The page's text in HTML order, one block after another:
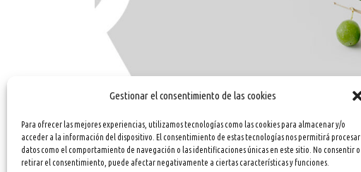
Gestionar el consentimiento de las cookies
Para ofrecer las mejores experiencias, utilizamos tecnologías como las cookies para almacenar y/o
acceder a la información del dispositivo. El consentimiento de estas tecnologías nos permitirá procesar
datos como el comportamiento de navegación o las identificaciones únicas en este sitio. No consentir o
retirar el consentimiento, puede afectar negativamente a ciertas características y funciones.